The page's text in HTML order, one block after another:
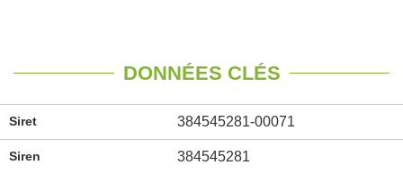
DONNÉES CLÉS
Siret 384545281-00071
Siren 384545281